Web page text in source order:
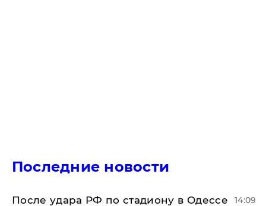
Последние новости
После удара РФ по стадиону в Одессе 14:09